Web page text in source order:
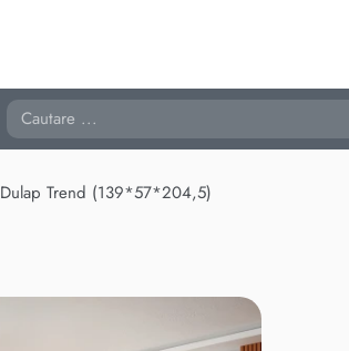
Cautare
Dulap Trend (139*57*204,5)